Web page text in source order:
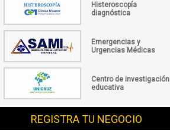
Histeroscopía
diagnóstica
Emergencias y
Urgencias Médicas
Centro de investigación
educativa
REGISTRA TU NEGOCIO